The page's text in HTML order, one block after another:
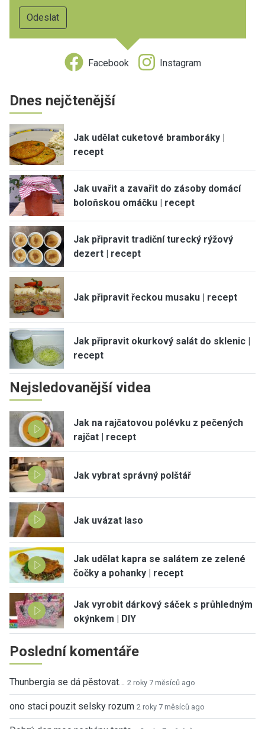
Facebook Instagram
Dnes nejčtenější
Jak udělat cuketové bramboráky |
recept
Jak uvařit a zavařit do zásoby domácí
boloňskou omáčku | recept
Jak připravit tradiční turecký rýžový
dezert | recept
Jak připravit řeckou musaku | recept
Jak připravit okurkový salát do sklenic |
recept
Nejsledovanější videa
Jak na rajčatovou polévku z pečených
rajčat | recept
Jak vybrat správný polštář
Jak uvázat laso
Jak udělat kapra se salátem ze zelené
čočky a pohanky | recept
Jak vyrobit dárkový sáček s průhledným
okýnkem | DIY
Poslední komentáře
Thunbergia se dá pěstovat… 2 roky 7 měsíců ago
ono staci pouzit selsky rozum 2 roky 7 měsíců ago